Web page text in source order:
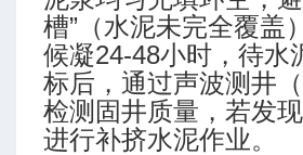
槽”（水泥未完全覆盖
候凝24-48小时，待水
标后，通过声波测井（
检测固井质量，若发
进行补挤水泥作业。